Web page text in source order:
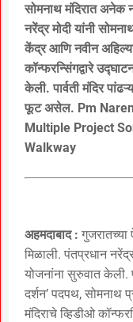
सोमनाथ मंदिरात अनेक
नरेंद्र मोदी यांनी
केंद्र आणि नवीन
कॉन्फरन्सिंगद्वारे
केली. पार्वती मंदिर
फूट असेल. Pm
Multiple Project
Walkway
अहमदाबाद : गुजरातच्या
मिळाली. पंतप्रधान
योजनांना सुरुवात केली.
दर्शन’ पदपथ, सोमनाथ
मंदिराचे व्हिडीओ